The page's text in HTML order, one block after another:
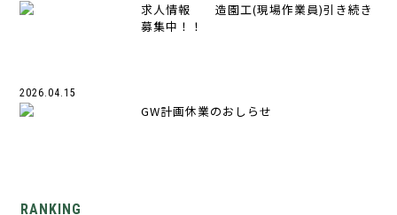
求人情報 造園工(現場作業員)引き続き
募集中！！
2026.04.15
GW計画休業のおしらせ
RANKING